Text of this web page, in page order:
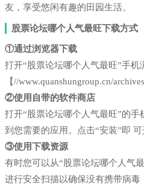
友，享受悠闲有趣的田园生活。
股票论坛哪个人气最旺下载方式
①通过浏览器下载
打开“股票论坛哪个人气最旺”手
【//www.quanshungroup.cn/
②使用自带的软件商店
打开“股票论坛哪个人气最旺”的
到您需要的应用。点击“安装”即 可
③使用下载资源
有时您可以从“股票论坛哪个人气
进行安全扫描以确保没有携带病毒